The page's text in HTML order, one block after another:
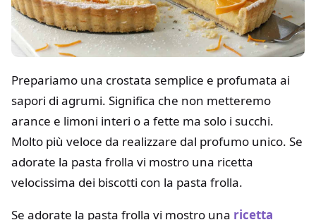
Prepariamo una crostata semplice e profumata ai
sapori di agrumi. Significa che non metteremo
arance e limoni interi o a fette ma solo i succhi.
Molto più veloce da realizzare dal profumo unico. Se
adorate la pasta frolla vi mostro una ricetta
velocissima dei biscotti con la pasta frolla.
Se adorate la pasta frolla vi mostro una ricetta